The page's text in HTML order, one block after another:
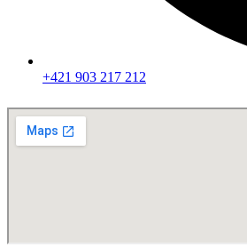
+421 903 217 212